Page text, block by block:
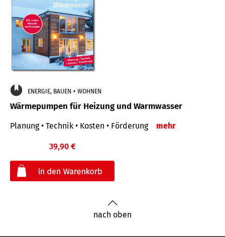
ENERGIE, BAUEN + WOHNEN
Wärmepumpen für Heizung und Warmwasser
Planung • Technik • Kosten • Förderung mehr
39,90 €
nach oben